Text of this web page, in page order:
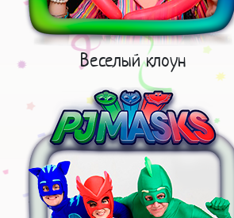
Веселый клоун